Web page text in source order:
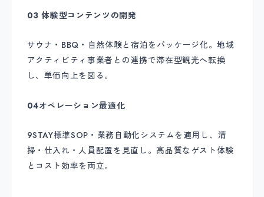
03 体験型コンテンツの開発
サウナ・BBQ・自然体験と宿泊をパッケージ化。地域
アクティビティ事業者との連携で滞在型観光へ転換
し、単価向上を図る。
04オペレーション最適化
9STAY標準SOP・業務自動化システムを適用し、清
掃・仕入れ・人員配置を見直し。高品質なゲスト体験
とコスト効率を両立。